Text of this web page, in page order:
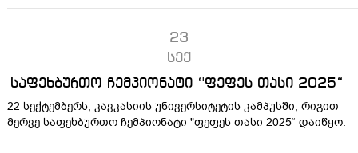
23
სექ
საფეხბურთო ჩემპიონატი ‘'ფეფეს თასი 2025“
22 სექტემბერს, კავკასიის უნივერსიტეტის კამპუსში, რიგით
მერვე საფეხბურთო ჩემპიონატი "ფეფეს თასი 2025“ დაიწყო.